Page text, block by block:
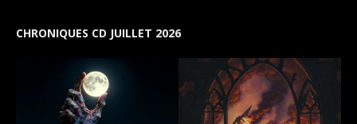
CHRONIQUES CD JUILLET 2026